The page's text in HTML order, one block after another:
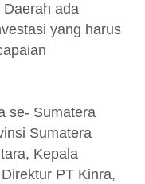
ada
yang harus
se- Sumatera
Sumatera
Kepala
PT Kinra,